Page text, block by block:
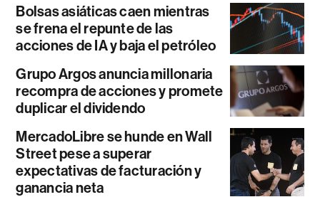
Bolsas asiáticas caen mientras
se frena el repunte de las
acciones de IA y baja el petróleo
Grupo Argos anuncia millonaria
recompra de acciones y promete
duplicar el dividendo
MercadoLibre se hunde en Wall
Street pese a superar
expectativas de facturación y
ganancia neta